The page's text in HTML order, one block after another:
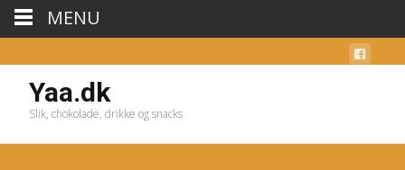
Yaa.dk
Slik, chokolade, drikke og snacks
MENU